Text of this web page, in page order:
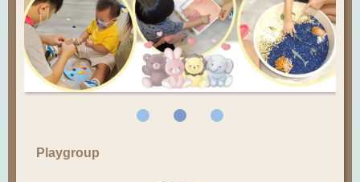
Playgroup